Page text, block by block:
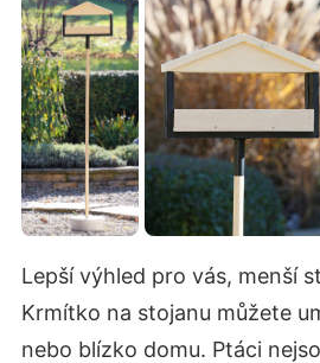
Lepší výhled pro vás, menší
Krmítko na stojanu můžete
nebo blízko domu. Ptáci